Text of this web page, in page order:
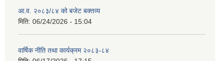
आ.व. २०८३/८४ को बजेट बक्तव्य
मिति: 06/24/2026 - 15:04
वार्षिक नीति तथा कार्यक्रम २०८३-८४